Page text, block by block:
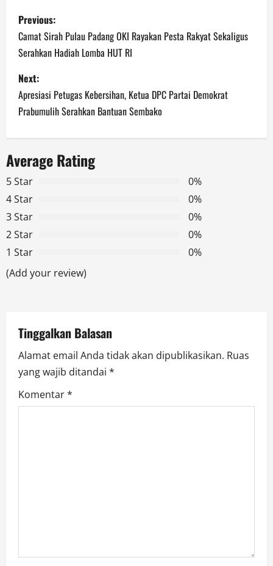
P
o
s
t
n
a
v
i
g
a
t
o
n
Previous:
Camat Sirah Pulau Padang OKI Rayakan Pesta Rakyat Sekaligus
Serahkan Hadiah Lomba HUT RI
Next:
Apresiasi Petugas Kebersihan, Ketua DPC Partai Demokrat
Prabumulih Serahkan Bantuan Sembako
Average Rating
5 Star
0%
4 Star
0%
3 Star
0%
2 Star
0%
1 Star
0%
(Add your review)
Tinggalkan Balasan
Alamat email Anda tidak akan dipublikasikan. Ruas
yang wajib ditandai *
Komentar*